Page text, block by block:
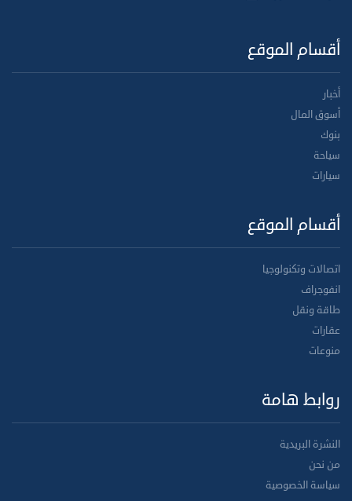
أقسام الموقع
أخبار
أسوق المال
بنوك
سياحة
سيارات
أقسام الموقع
اتصالات وتكنولوجيا
انفوجراف
طاقة ونقل
عقارات
منوعات
روابط هامة
النشرة البريدية
من نحن
سياسة الخصوصية